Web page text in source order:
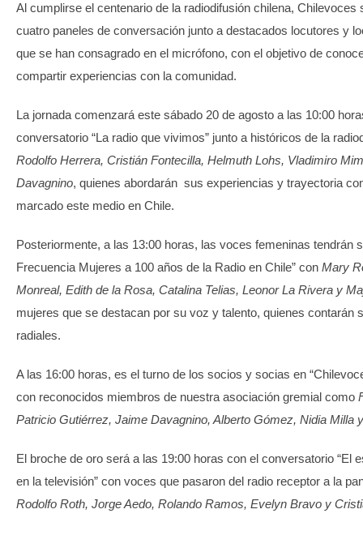
Al cumplirse el centenario de la radiodifusión chilena, Chilevoces
cuatro paneles de conversación junto a destacados locutores y
que se han consagrado en el micrófono, con el objetivo de
compartir experiencias con la comunidad.
La jornada comenzará este sábado 20 de agosto a las 10:00
conversatorio “La radio que vivimos” junto a históricos de la
Rodolfo Herrera, Cristián Fontecilla, Helmuth Lohs, Vladimiro
Davagnino, quienes abordarán sus experiencias y trayectoria
marcado este medio en Chile.
Posteriormente, a las 13:00 horas, las voces femeninas tendrán
Frecuencia Mujeres a 100 años de la Radio en Chile” con Mary
Monreal, Edith de la Rosa, Catalina Telias, Leonor La Rivera y
mujeres que se destacan por su voz y talento, quienes contarán
radiales.
A las 16:00 horas, es el turno de los socios y socias en
con reconocidos miembros de nuestra asociación gremial como
Patricio Gutiérrez, Jaime Davagnino, Alberto Gómez, Nidia Milla
El broche de oro será a las 19:00 horas con el conversatorio “El
en la televisión” con voces que pasaron del radio receptor a la
Rodolfo Roth, Jorge Aedo, Rolando Ramos, Evelyn Bravo y